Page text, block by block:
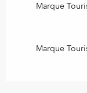
Marque
Marque